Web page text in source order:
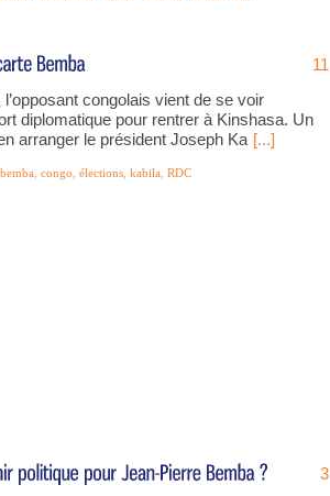
11
congolais vient de se voir
diplomatique pour rentrer à Kinshasa. Un
arranger le président Joseph Ka [...]
bemba congo élections kabila RDC
3